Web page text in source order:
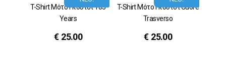
T-Shirt Μότο Γκούτσι 105
Years
€ 25.00
T-Shirt Μότο Γκούτσι Cuore
Trasverso
€ 25.00